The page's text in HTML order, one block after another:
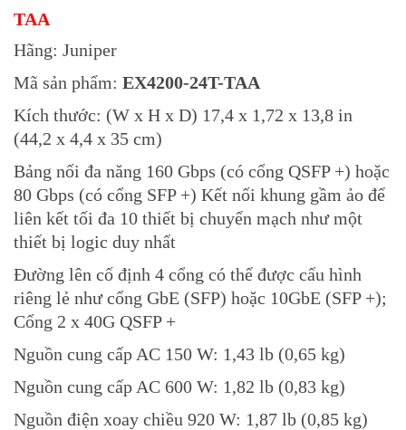
TAA
Hãng: Juniper
Mã sản phẩm: EX4200-24T-TAA
Kích thước: (W x H x D) 17,4 x 1,72 x 13,8 in
(44,2 x 4,4 x 35 cm)
Bảng nối đa năng 160 Gbps (có cổng QSFP +) hoặc
80 Gbps (có cổng SFP +) Kết nối khung gầm ảo để
liên kết tối đa 10 thiết bị chuyển mạch như một
thiết bị logic duy nhất
Đường lên cố định 4 cổng có thể được cấu hình
riêng lẻ như cổng GbE (SFP) hoặc 10GbE (SFP +);
Cổng 2 x 40G QSFP +
Nguồn cung cấp AC 150 W: 1,43 lb (0,65 kg)
Nguồn cung cấp AC 600 W: 1,82 lb (0,83 kg)
Nguồn điện xoay chiều 920 W: 1,87 lb (0,85 kg)